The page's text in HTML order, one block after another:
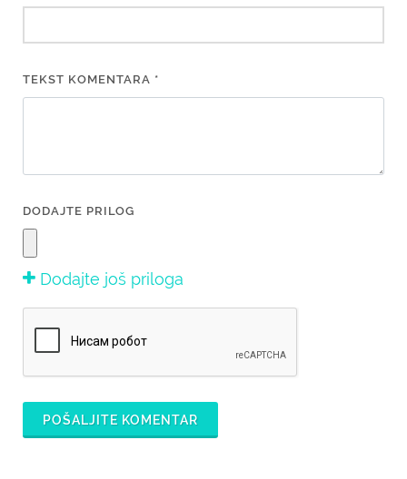
TEKST KOMENTARA *
DODAJTE PRILOG
Dodajte još priloga
POŠALJITE KOMENTAR